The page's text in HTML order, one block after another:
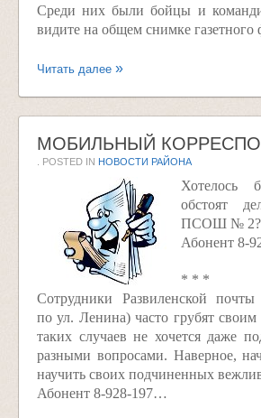
Среди них были бойцы и
видите на общем снимке газетного
Читать далее
МОБИЛЬНЫЙ
. POSTED IN НОВОСТИ РАЙОНА
Хотелось
обстоят
ПСОШ № 2?
Абонент 8-
* * *
Сотрудники Развиленской почты
по ул. Ленина) часто грубят
таких случаев не хочется даже
разными вопросами. Наверное,
научить своих подчиненных
Абонент 8-928-197…